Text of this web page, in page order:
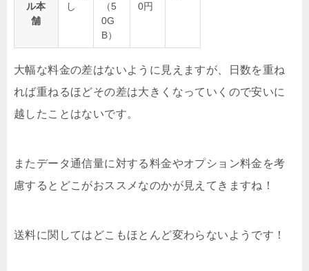
ル本
舗
し
（5
0G
B）
0円
大幅な料金の差はないように見えますが、日数を重ね
れば重ねるほどその差は大きくなっていくので安いに
越したことはないです。
またデータ通信量に対する料金やオプション料金を考
慮するとどこがおススメなのかが見えてきますね！
送料に関してはどこもほとんど変わらないようです！